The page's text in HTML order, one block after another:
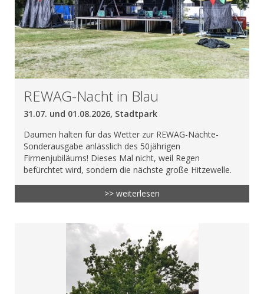
REWAG-Nacht in Blau
31.07. und 01.08.2026, Stadtpark
Daumen halten für das Wetter zur REWAG-Nächte-
Sonderausgabe anlässlich des 50jährigen
Firmenjubiläums! Dieses Mal nicht, weil Regen
befürchtet wird, sondern die nächste große Hitzewelle.
>> weiterlesen